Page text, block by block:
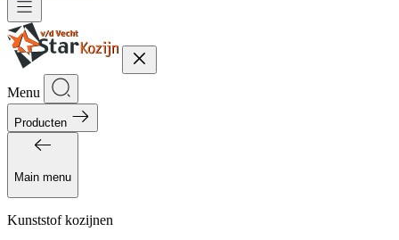
Menu
Producten
Main menu
Kunststof kozijnen